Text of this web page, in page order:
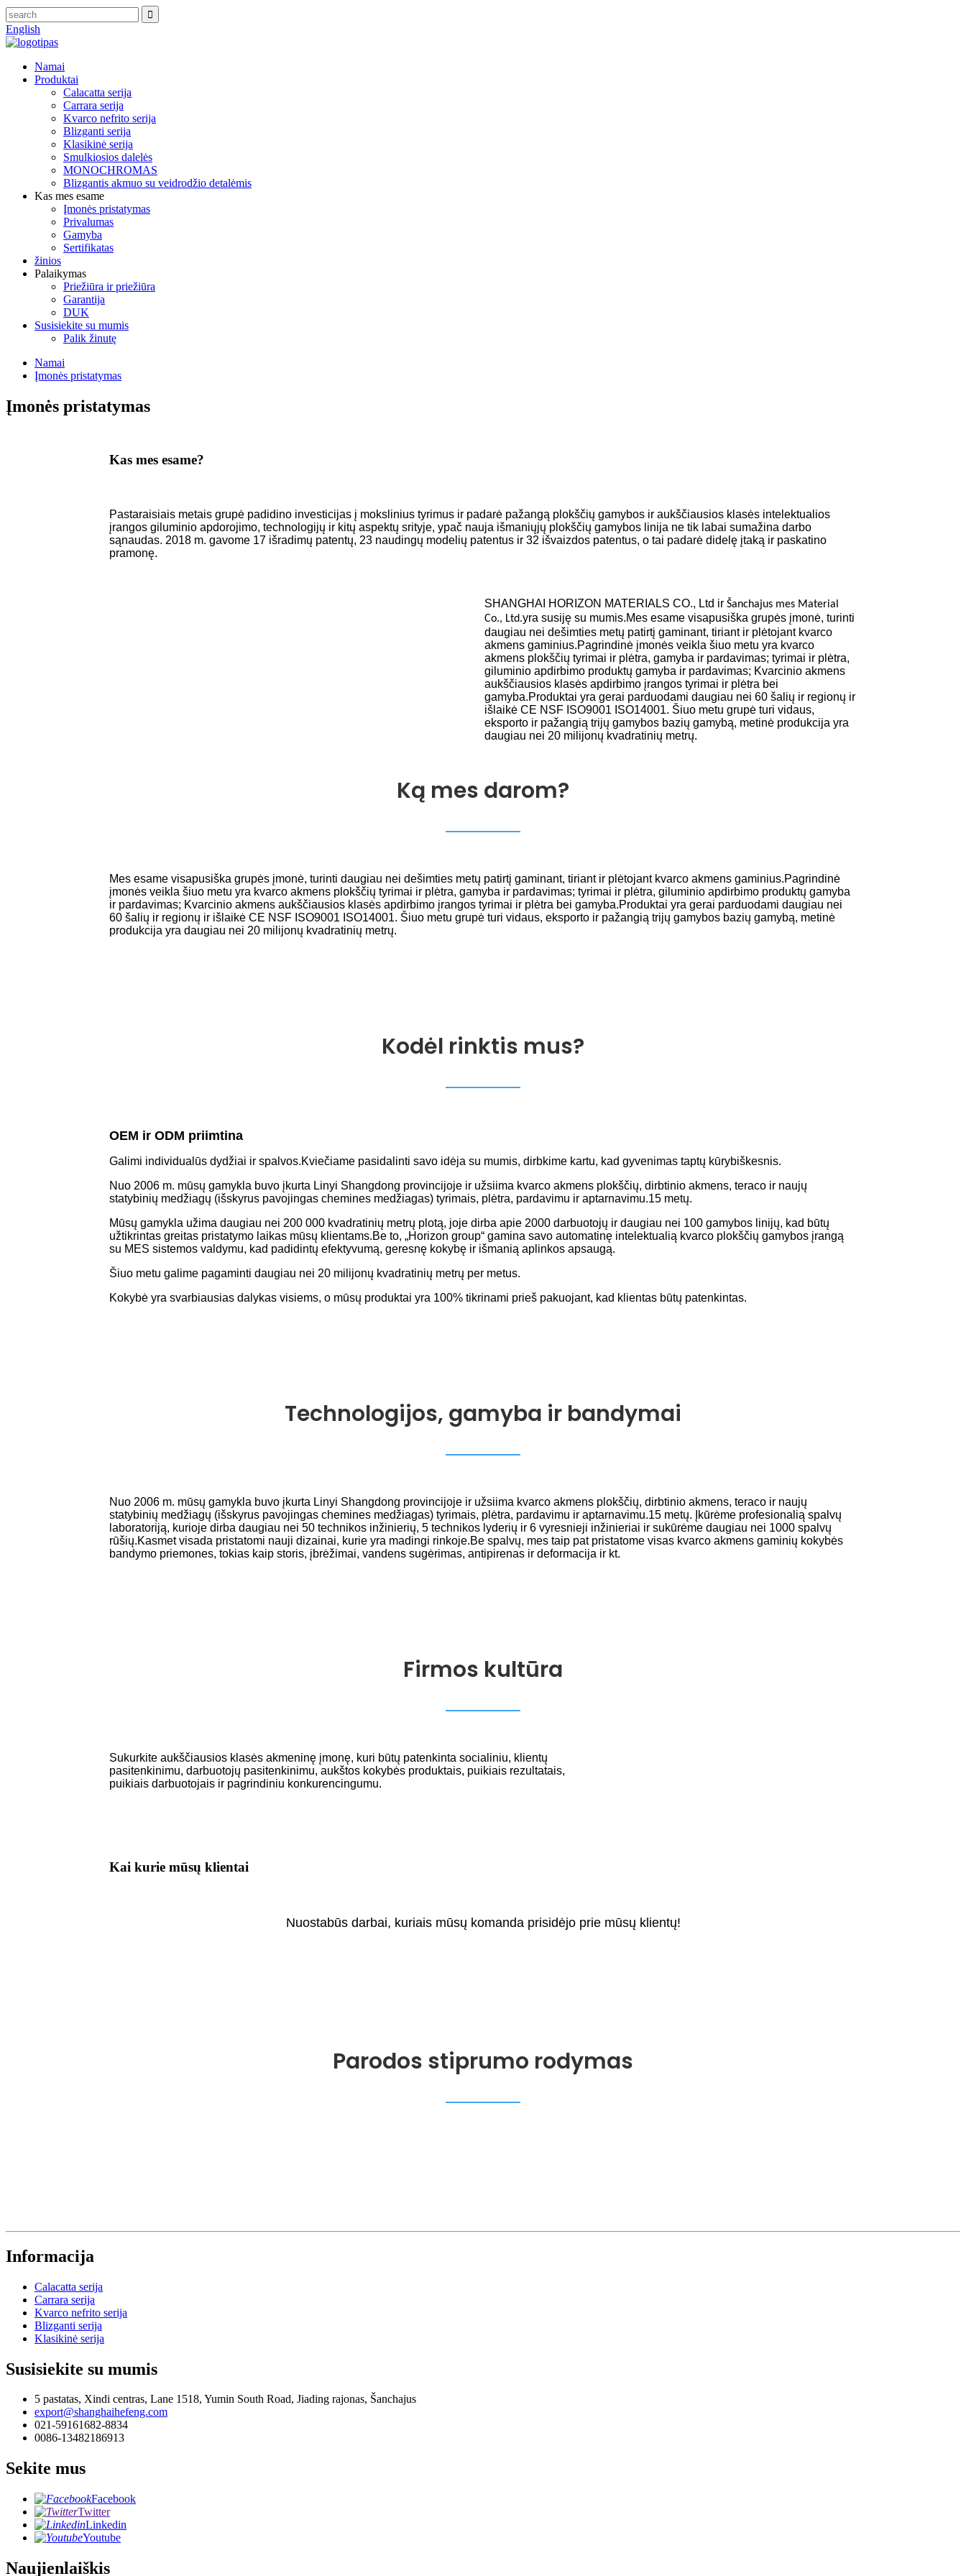
English
Namai
Produktai
Calacatta serija
Carrara serija
Kvarco nefrito serija
Blizganti serija
Klasikinė serija
Smulkiosios dalelės
MONOCHROMAS
Blizgantis akmuo su veidrodžio detalėmis
Kas mes esame
Įmonės pristatymas
Privalumas
Gamyba
Sertifikatas
žinios
Palaikymas
Priežiūra ir priežiūra
Garantija
DUK
Susisiekite su mumis
Palik žinutę
Namai
Įmonės pristatymas
Įmonės pristatymas
Kas mes esame?
Pastaraisiais metais grupė padidino investicijas į mokslinius tyrimus ir padarė pažangą plokščių gamybos ir aukščiausios klasės intelektualios
įrangos giluminio apdorojimo, technologijų ir kitų aspektų srityje, ypač nauja išmaniųjų plokščių gamybos linija ne tik labai sumažina darbo
sąnaudas. 2018 m. gavome 17 išradimų patentų, 23 naudingų modelių patentus ir 32 išvaizdos patentus, o tai padarė didelę įtaką ir paskatino
pramonę.
SHANGHAI HORIZON MATERIALS CO., Ltd ir Šanchajus mes Material
Co., Ltd.yra susiję su mumis.Mes esame visapusiška grupės įmonė, turinti
daugiau nei dešimties metų patirtį gaminant, tiriant ir plėtojant kvarco
akmens gaminius.Pagrindinė įmonės veikla šiuo metu yra kvarco
akmens plokščių tyrimai ir plėtra, gamyba ir pardavimas; tyrimai ir plėtra,
giluminio apdirbimo produktų gamyba ir pardavimas; Kvarcinio akmens
aukščiausios klasės apdirbimo įrangos tyrimai ir plėtra bei
gamyba.Produktai yra gerai parduodami daugiau nei 60 šalių ir regionų ir
išlaikė CE NSF ISO9001 ISO14001. Šiuo metu grupė turi vidaus,
eksporto ir pažangią trijų gamybos bazių gamybą, metinė produkcija yra
daugiau nei 20 milijonų kvadratinių metrų.
Ką mes darom?
Mes esame visapusiška grupės įmonė, turinti daugiau nei dešimties metų patirtį gaminant, tiriant ir plėtojant kvarco akmens gaminius.Pagrindinė
įmonės veikla šiuo metu yra kvarco akmens plokščių tyrimai ir plėtra, gamyba ir pardavimas; tyrimai ir plėtra, giluminio apdirbimo produktų gamyba
ir pardavimas; Kvarcinio akmens aukščiausios klasės apdirbimo įrangos tyrimai ir plėtra bei gamyba.Produktai yra gerai parduodami daugiau nei
60 šalių ir regionų ir išlaikė CE NSF ISO9001 ISO14001. Šiuo metu grupė turi vidaus, eksporto ir pažangią trijų gamybos bazių gamybą, metinė
produkcija yra daugiau nei 20 milijonų kvadratinių metrų.
Kodėl rinktis mus?
OEM ir ODM priimtina
Galimi individualūs dydžiai ir spalvos.Kviečiame pasidalinti savo idėja su mumis, dirbkime kartu, kad gyvenimas taptų kūrybiškesnis.
Nuo 2006 m. mūsų gamykla buvo įkurta Linyi Shangdong provincijoje ir užsiima kvarco akmens plokščių, dirbtinio akmens, teraco ir naujų
statybinių medžiagų (išskyrus pavojingas chemines medžiagas) tyrimais, plėtra, pardavimu ir aptarnavimu.15 metų.
Mūsų gamykla užima daugiau nei 200 000 kvadratinių metrų plotą, joje dirba apie 2000 darbuotojų ir daugiau nei 100 gamybos linijų, kad būtų
užtikrintas greitas pristatymo laikas mūsų klientams.Be to, „Horizon group“ gamina savo automatinę intelektualią kvarco plokščių gamybos įrangą
su MES sistemos valdymu, kad padidintų efektyvumą, geresnę kokybę ir išmanią aplinkos apsaugą.
Šiuo metu galime pagaminti daugiau nei 20 milijonų kvadratinių metrų per metus.
Kokybė yra svarbiausias dalykas visiems, o mūsų produktai yra 100% tikrinami prieš pakuojant, kad klientas būtų patenkintas.
Technologijos, gamyba ir bandymai
Nuo 2006 m. mūsų gamykla buvo įkurta Linyi Shangdong provincijoje ir užsiima kvarco akmens plokščių, dirbtinio akmens, teraco ir naujų
statybinių medžiagų (išskyrus pavojingas chemines medžiagas) tyrimais, plėtra, pardavimu ir aptarnavimu.15 metų. Įkūrėme profesionalią spalvų
laboratoriją, kurioje dirba daugiau nei 50 technikos inžinierių, 5 technikos lyderių ir 6 vyresnieji inžinieriai ir sukūrėme daugiau nei 1000 spalvų
rūšių.Kasmet visada pristatomi nauji dizainai, kurie yra madingi rinkoje.Be spalvų, mes taip pat pristatome visas kvarco akmens gaminių kokybės
bandymo priemones, tokias kaip storis, įbrėžimai, vandens sugėrimas, antipirenas ir deformacija ir kt.
Firmos kultūra
Sukurkite aukščiausios klasės akmeninę įmonę, kuri būtų patenkinta socialiniu, klientų
pasitenkinimu, darbuotojų pasitenkinimu, aukštos kokybės produktais, puikiais rezultatais,
puikiais darbuotojais ir pagrindiniu konkurencingumu.
Kai kurie mūsų klientai
Nuostabūs darbai, kuriais mūsų komanda prisidėjo prie mūsų klientų!
Parodos stiprumo rodymas
Informacija
Calacatta serija
Carrara serija
Kvarco nefrito serija
Blizganti serija
Klasikinė serija
Susisiekite su mumis
5 pastatas, Xindi centras, Lane 1518, Yumin South Road, Jiading rajonas, Šanchajus
export@shanghaihefeng.com
021-59161682-8834
0086-13482186913
Sekite mus
Facebook
Twitter
Linkedin
Youtube
Naujienlaiškis